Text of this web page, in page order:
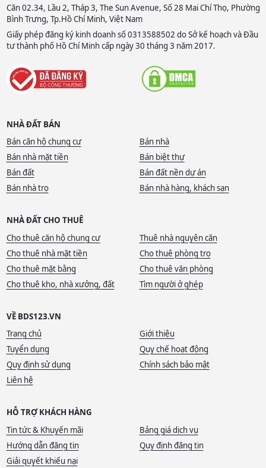
Căn 02.34, Lầu 2, Tháp 3, The Sun Avenue, Số 28 Mai Chí Thọ, Phường
Bình Trưng, Tp.Hồ Chí Minh, Việt Nam
Giấy phép đăng ký kinh doanh số 0313588502 do Sở kế hoạch và Đầu
tư thành phố Hồ Chí Minh cấp ngày 30 tháng 3 năm 2017.
NHÀ ĐẤT BÁN
Bán căn hộ chung cư
Bán nhà
Bán nhà mặt tiền
Bán biệt thự
Bán đất
Bán đất nền dự án
Bán nhà trọ
Bán nhà hàng, khách sạn
NHÀ ĐẤT CHO THUÊ
Cho thuê căn hộ chung cư
Thuê nhà nguyên căn
Cho thuê nhà mặt tiền
Cho thuê phòng trọ
Cho thuê mặt bằng
Cho thuê văn phòng
Cho thuê kho, nhà xưởng, đất
Tìm người ở ghép
VỀ BDS123.VN
Trang chủ
Giới thiệu
Tuyển dụng
Quy chế hoạt động
Quy định sử dụng
Chính sách bảo mật
Liên hệ
HỖ TRỢ KHÁCH HÀNG
Tin tức & Khuyến mãi
Bảng giá dịch vụ
Hướng dẫn đăng tin
Quy định đăng tin
Giải quyết khiếu nại